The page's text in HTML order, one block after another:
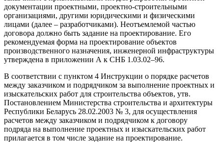
документации проектными, проектно-строительными
организациями, другими юридическими и физическими
лицами (далее – разработчиками). Неотъемлемой частью
договора должно быть задание на проектирование. Его
рекомендуемая форма на проектирование объектов
производственного назначения, инженерной инфраструктуры
утверждена в приложении А к СНБ 1.03.02–96.
В соответствии с пунктом 4 Инструкции о порядке расчетов
между заказчиком и подрядчиком за выполнение проектных и
изыскательских работ для строительства объектов, утв.
Постановлением Министерства строительства и архитектуры
Республики Беларусь 28.02.2003 № 3, для осуществления
расчетов между заказчиком и подрядчиком к договору
подряда на выполнение проектных и изыскательских работ
прилагается в том числе задание на проектирование.